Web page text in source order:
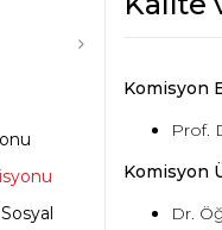
Komisyon
Prof.
Komisyon
Dr.